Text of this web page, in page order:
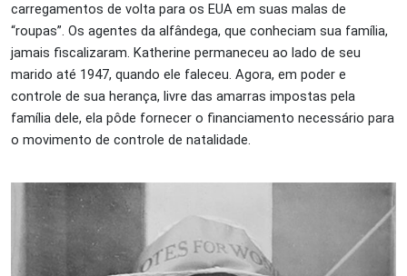
carregamentos de volta para os EUA em suas malas de
“roupas”. Os agentes da alfândega, que conheciam sua família,
jamais fiscalizaram. Katherine permaneceu ao lado de seu
marido até 1947, quando ele faleceu. Agora, em poder e
controle de sua herança, livre das amarras impostas pela
família dele, ela pôde fornecer o financiamento necessário para
o movimento de controle de natalidade.